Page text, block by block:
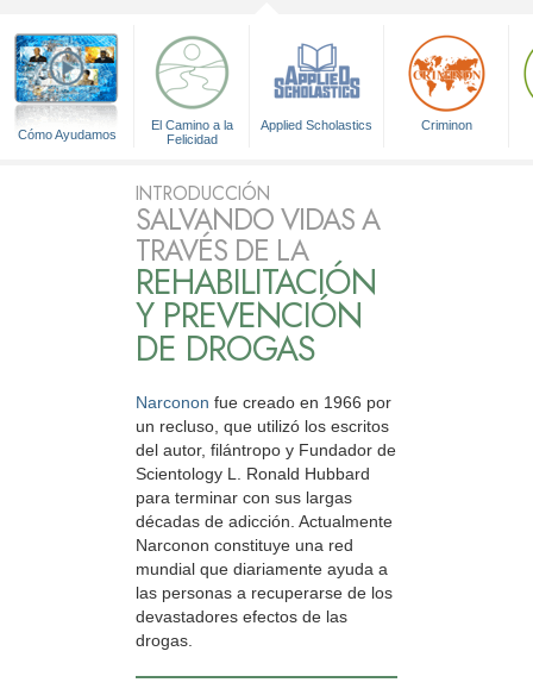
Cómo Ayudamos
El Camino a la
Felicidad
Applied Scholastics Criminon
INTRODUCCIÓN
SALVANDO VIDAS A
TRAVÉS DE LA
REHABILITACIÓN
Y PREVENCIÓN
DE DROGAS
Narconon fue creado en 1966 por
un recluso, que utilizó los escritos
del autor, filántropo y Fundador de
Scientology L. Ronald Hubbard
para terminar con sus largas
décadas de adicción. Actualmente
Narconon constituye una red
mundial que diariamente ayuda a
las personas a recuperarse de los
devastadores efectos de las
drogas.